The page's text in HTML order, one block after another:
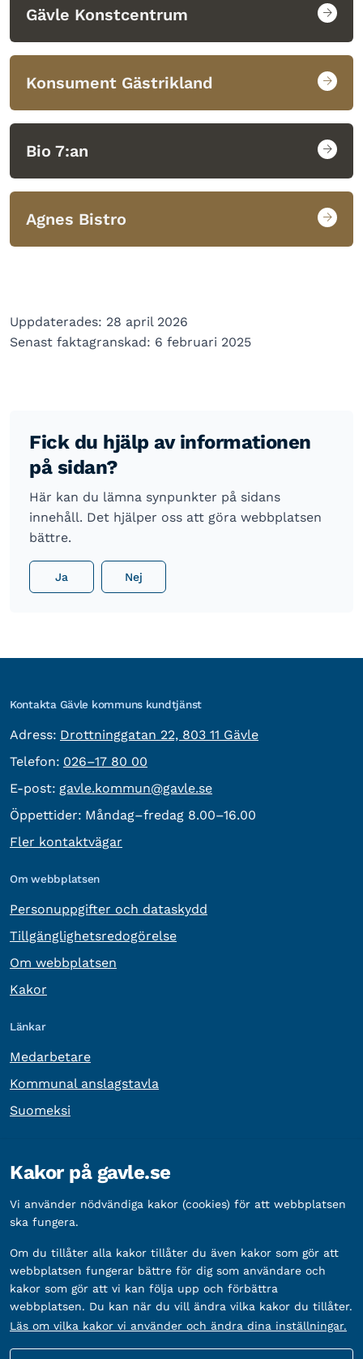
Gävle Konstcentrum
Konsument Gästrikland
Bio 7:an
Agnes Bistro
Uppdaterades: 28 april 2026
Senast faktagranskad: 6 februari 2025
Fick du hjälp av informationen
på sidan?
Här kan du lämna synpunkter på sidans
innehåll. Det hjälper oss att göra webbplatsen
bättre.
Ja Nej
Kontakta Gävle kommuns kundtjänst
Adress: besöksadress:
Drottninggatan 22, 803 11 Gävle
Telefon: Telefon:
026–17 80 00
E-post: E-post:
gavle.kommun@gavle.se
Öppettider: Måndag–fredag 8.00–16.00
Fler kontaktvägar
Om webbplatsen
Personuppgifter och dataskydd
Tillgänglighetsredogörelse
Om webbplatsen
Kakor
Länkar
Medarbetare
Kommunal anslagstavla
Suomeksi
Organisationsnummer: 212000-2338
Bankgironummer: 5888-2333
Kakor på gavle.se
Vi använder nödvändiga kakor (cookies) för att webbplatsen
ska fungera.
Om du tillåter alla kakor tillåter du även kakor som gör att
webbplatsen fungerar bättre för dig som användare och
kakor som gör att vi kan följa upp och förbättra
webbplatsen. Du kan när du vill ändra vilka kakor du tillåter.
Läs om vilka kakor vi använder och ändra dina inställningar.